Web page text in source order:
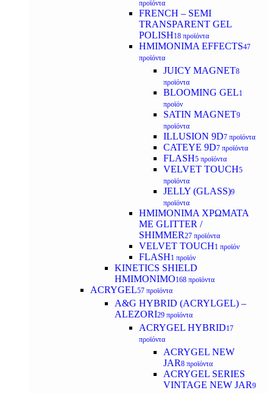
προϊόντα
FRENCH – SEMI
TRANSPARENT GEL
POLISH18 προϊόντα
HMIMONIMA EFFECTS47
προϊόντα
JUICY MAGNET8
προϊόντα
BLOOMING GEL1
προϊόν
SATIN MAGNET9
προϊόντα
ILLUSION 9D7 προϊόντα
CATEYE 9D7 προϊόντα
FLASH5 προϊόντα
VELVET TOUCH5
προϊόντα
JELLY (GLASS)9
προϊόντα
ΗΜΙΜΟΝΙΜA ΧΡΩΜΑΤΑ
ΜΕ GLITTER /
SHIMMER27 προϊόντα
VELVET TOUCH1 προϊόν
FLASH1 προϊόν
KINETICS SHIELD
ΗΜΙΜΟΝΙΜΟ168 προϊόντα
ACRYGEL57 προϊόντα
A&G HYBRID (ACRYLGEL) –
ALEZORI29 προϊόντα
ACRYGEL HYBRID17
προϊόντα
ACRYGEL NEW
JAR8 προϊόντα
ACRYGEL SERIES
VINTAGE NEW JAR9